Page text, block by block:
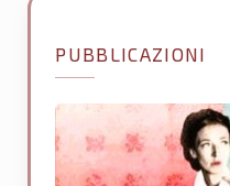
PUBBLICAZIONI